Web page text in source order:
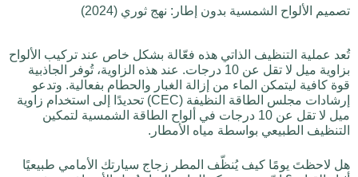
تصميم الألواح الشمسية بدون إطار: نهج ثوري (2024)
تُعد عملية التنظيف الذاتي هذه فعّالة بشكل خاص عند تركيب الألواح
بزاوية ميل لا تقل عن 10 درجات. عند هذه الزاوية، تُوفر الجاذبية
قوة كافية ليتمكن الماء من إزالة الغبار والحطام بفعالية. وتدعو
إرشادات مجلس الطاقة النظيفة (CEC) تحديدًا إلى استخدام زاوية
ميل لا تقل عن 10 درجات في ألواح الطاقة الشمسية لتمكين
التنظيف الطبيعي بواسطة مياه الأمطار.
هل لاحظتَ يومًا كيف يُنظّف المطر زجاج سيارتك الأمامي طبيعيًا